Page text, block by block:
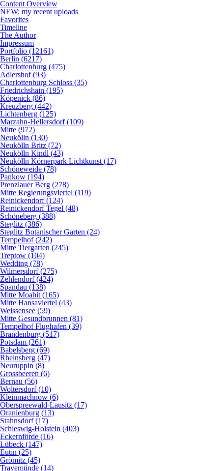
Content Overview
NEW: my recent uploads
Favorites
Timeline
The Author
Impressum
Portfolio (12161)
Berlin (6217)
Charlottenburg (475)
Adlershof (93)
Charlottenburg Schloss (35)
Friedrichshain (195)
Köpenick (86)
Kreuzberg (442)
Lichtenberg (125)
Marzahn-Hellersdorf (109)
Mitte (972)
Neukölln (130)
Neukölln Britz (72)
Neukölln Kindl (43)
Neukölln Körnerpark Lichtkunst (17)
Schöneweide (78)
Pankow (194)
Prenzlauer Berg (278)
Mitte Regierungsviertel (119)
Reinickendorf (124)
Reinickendorf Tegel (48)
Schöneberg (388)
Steglitz (386)
Steglitz Botanischer Garten (24)
Tempelhof (242)
Mitte Tiergarten (245)
Treptow (104)
Wedding (78)
Wilmersdorf (275)
Zehlendorf (424)
Spandau (138)
Mitte Moabit (165)
Mitte Hansaviertel (43)
Weissensee (59)
Mitte Gesundbrunnen (81)
Tempelhof Flughafen (39)
Brandenburg (517)
Potsdam (261)
Babelsberg (69)
Rheinsberg (47)
Neuruppin (8)
Grossbeeren (6)
Bernau (56)
Woltersdorf (10)
Kleinmachnow (6)
Oberspreewald-Lausitz (17)
Oranienburg (13)
Stahnsdorf (17)
Schleswig-Holstein (403)
Eckernförde (16)
Lübeck (147)
Eutin (25)
Grömitz (45)
Travemünde (14)